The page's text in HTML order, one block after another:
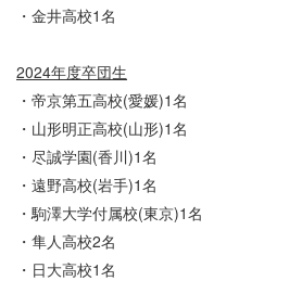
・金井高校1名
2024年度卒団生
・帝京第五高校(愛媛)1名
・山形明正高校(山形)1名
・尽誠学園(香川)1名
・遠野高校(岩手)1名
・駒澤大学付属校(東京)1名
・隼人高校2名
・日大高校1名